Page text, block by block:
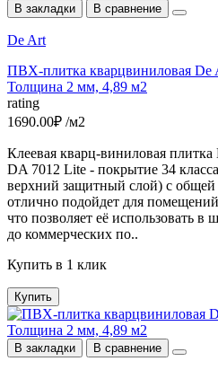
В закладки В сравнение
De Art
ПВХ-плитка кварцвиниловая De
Толщина 2 мм, 4,89 м2
rating
1690.00₽ /м2
Клеевая кварц-виниловая
DA 7012 Lite - покрытие 34
верхний защитный слой) с
отлично подойдет для
что позволяет её использовать в
до коммерческих по..
Купить в 1 клик
Купить
В закладки В сравнение